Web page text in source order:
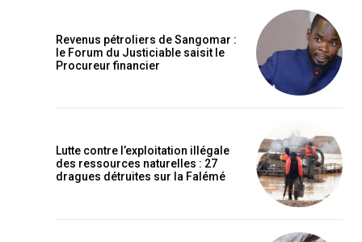
Revenus pétroliers de Sangomar :
le Forum du Justiciable saisit le
Procureur financier
Lutte contre l’exploitation illégale
des ressources naturelles : 27
dragues détruites sur la Falémé